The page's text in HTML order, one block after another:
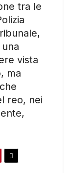
tra le
vista
ma
reo, nei